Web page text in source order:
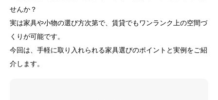
せんか？
実は家具や小物の選び方次第で、賃貸でもワンランク上の空間づ
くりが可能です。
今回は、手軽に取り入れられる家具選びのポイントと実例をご紹
介します。